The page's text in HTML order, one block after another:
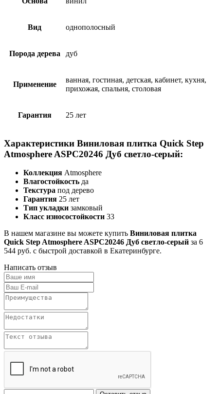
Вид однополосный
Порода дерева дуб
Применение
ванная, гостиная, детская, кабинет, кухня,
прихожая, спальня, столовая
Гарантия 25 лет
Характеристики Виниловая плитка Quick Step
Atmosphere ASPC20246 Дуб светло-серый:
Коллекция Atmosphere
Влагостойкость да
Текстура под дерево
Гарантия 25 лет
Тип укладки замковый
Класс износостойкости 33
В нашем магазине вы можете купить Виниловая плитка
Quick Step Atmosphere ASPC20246 Дуб светло-серый за 6
544 руб. с быстрой доставкой в Екатеринбурге.
Написать отзыв